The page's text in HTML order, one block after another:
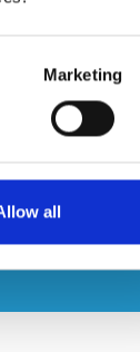
Marketing
all
496 532